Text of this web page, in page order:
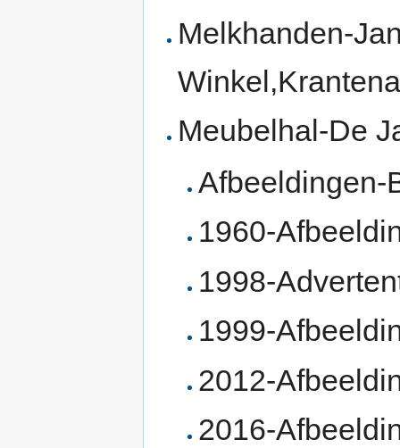
Melkhanden-
Meubelhal-De
Afbeeldingen-
1960-
1998-
1999-
2012-
2016-